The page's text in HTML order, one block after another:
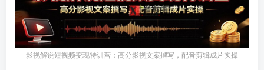
影视解说短视频变现特训营：高分影视文案撰写，配音剪辑成片实操